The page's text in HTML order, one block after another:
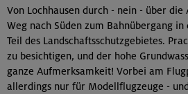
Von Lochhausen durch - nein - über
Weg nach Süden zum Bahnübergang
Teil des Landschaftsschutzgebietes.
zu besichtigen, und der hohe
ganze Aufmerksamkeit! Vorbei am
allerdings nur für Modellflugzeuge -